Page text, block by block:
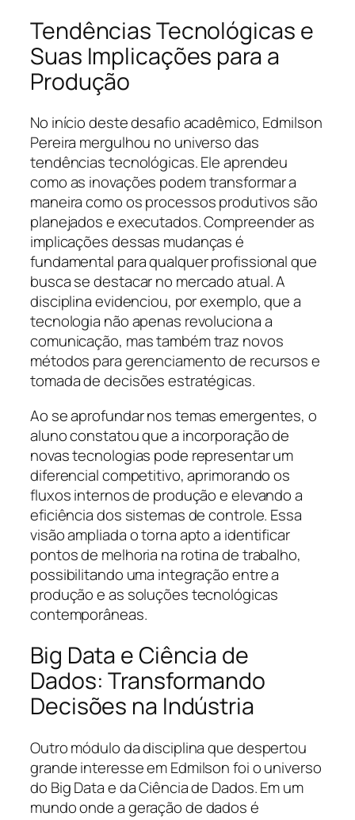
Tendências Tecnológicas e
Suas Implicações para a
Produção
No início deste desafio acadêmico, Edmilson
Pereira mergulhou no universo das
tendências tecnológicas. Ele aprendeu
como as inovações podem transformar a
maneira como os processos produtivos são
planejados e executados. Compreender as
implicações dessas mudanças é
fundamental para qualquer profissional que
busca se destacar no mercado atual. A
disciplina evidenciou, por exemplo, que a
tecnologia não apenas revoluciona a
comunicação, mas também traz novos
métodos para gerenciamento de recursos e
tomada de decisões estratégicas.
Ao se aprofundar nos temas emergentes, o
aluno constatou que a incorporação de
novas tecnologias pode representar um
diferencial competitivo, aprimorando os
fluxos internos de produção e elevando a
eficiência dos sistemas de controle. Essa
visão ampliada o torna apto a identificar
pontos de melhoria na rotina de trabalho,
possibilitando uma integração entre a
produção e as soluções tecnológicas
contemporâneas.
Big Data e Ciência de
Dados: Transformando
Decisões na Indústria
Outro módulo da disciplina que despertou
grande interesse em Edmilson foi o universo
do Big Data e da Ciência de Dados. Em um
mundo onde a geração de dados é